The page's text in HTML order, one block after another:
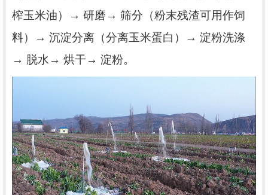
榨玉米油）→ 研磨→ 筛分（粉末残渣可用作饲
料）→ 沉淀分离（分离玉米蛋白）→ 淀粉洗涤
→ 脱水→ 烘干→ 淀粉。